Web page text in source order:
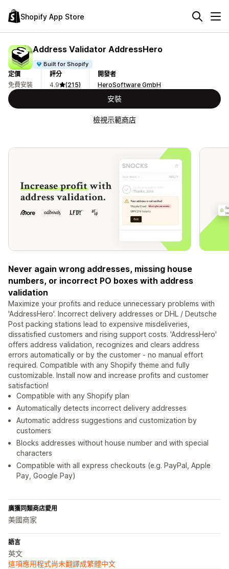
Shopify App Store
Address Validator AddressHero
Built for Shopify
定價
免費安裝
評分
4.9
(215)
開發者
HeroSoftware GmbH
安裝
檢視示範商店
Never again wrong addresses, missing house
numbers, or incorrect PO boxes with address
validation
Maximize your profits and reduce unnecessary problems with
'AddressHero'. Incorrect delivery addresses or DHL / Deutsche
Post packing stations lead to expensive misdeliveries,
dissatisfied customers and rising support costs. 'AddressHero'
offers address validation, recognizes and clears address
errors automatically or by the customer - no manual effort
required. Compatible with any Shopify theme and fully
customizable. Install now and increase profits and customer
satisfaction!
Compatible with any Shopify plan
Automatically detects incorrect delivery addresses
Automatic address suggestions and customization by
customers
Blocks addresses without house number and with special
characters
Compatible with all express checkouts (e.g. PayPal, Apple
Pay, Google Pay)
廣獲同類商店愛用
美國商家
語言
英文
這項應用程式尚未翻譯成繁體中文